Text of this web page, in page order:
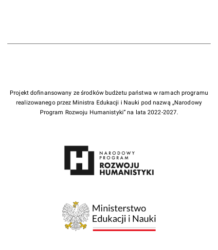
Projekt dofinansowany ze środków budżetu państwa w ramach programu
realizowanego przez Ministra Edukacji i Nauki pod nazwą „Narodowy
Program Rozwoju Humanistyki” na lata 2022-2027.